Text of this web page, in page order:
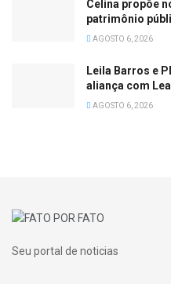
Celina propõe
patrimônio
AGOSTO 6, 2026
Leila Barros e
aliança com
AGOSTO 6, 2026
Seu portal de noticias